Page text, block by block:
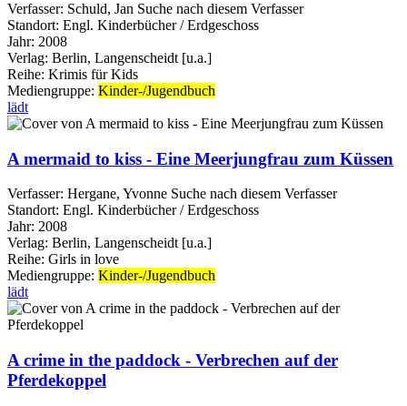
Verfasser: Schuld, Jan Suche nach diesem Verfasser
Standort: Engl. Kinderbücher / Erdgeschoss
Jahr: 2008
Verlag: Berlin, Langenscheidt [u.a.]
Reihe: Krimis für Kids
Mediengruppe: Kinder-/Jugendbuch
lädt
A mermaid to kiss - Eine Meerjungfrau zum Küssen
Verfasser: Hergane, Yvonne Suche nach diesem Verfasser
Standort: Engl. Kinderbücher / Erdgeschoss
Jahr: 2008
Verlag: Berlin, Langenscheidt [u.a.]
Reihe: Girls in love
Mediengruppe: Kinder-/Jugendbuch
lädt
A crime in the paddock - Verbrechen auf der
Pferdekoppel